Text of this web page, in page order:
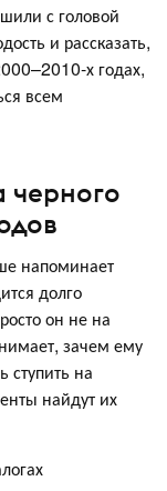
с головой
и рассказать,
х годах,
всем
черного
напоминает
долго
он не на
зачем ему
ступить на
найдут их